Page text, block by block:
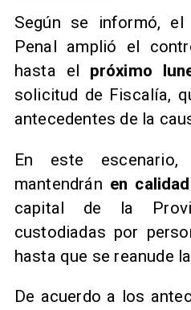
Según se informó,
Penal amplió el
hasta el próximo
solicitud de Fiscalía,
antecedentes de la
En este
mantendrán en
capital de la
custodiadas por
hasta que se reanude
De acuerdo a los